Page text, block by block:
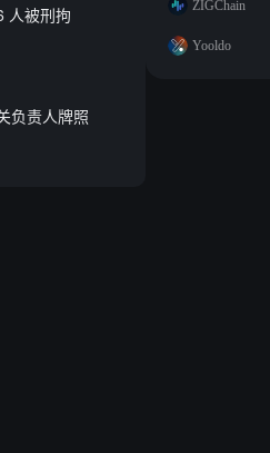
人被刑拘
负责人牌照
ZIGChain
Yooldo